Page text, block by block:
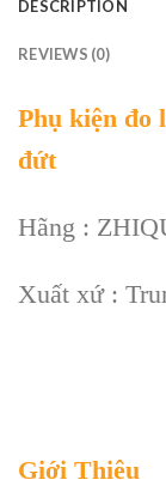
DESCRIPTION
REVIEWS (0)
Phụ kiện đo
đứt
Hãng :
Xuất xứ :
Giới Thiệu